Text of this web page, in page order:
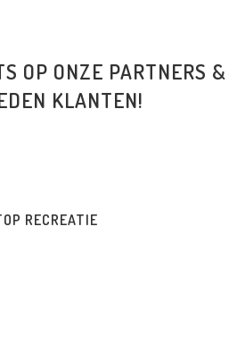
OP ONZE PARTNERS &
KLANTEN!
RECREATIE